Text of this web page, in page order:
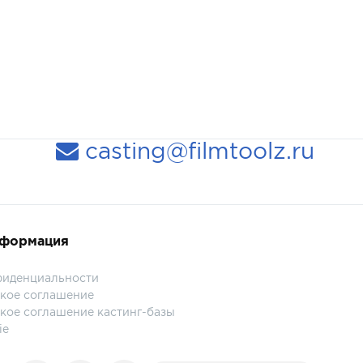
casting@filmtoolz.ru
соглашение
соглашение кастинг-базы